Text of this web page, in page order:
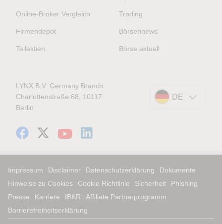
Online-Broker Vergleich
Firmendepot
Teilaktien
Trading
Börsennews
Börse aktuell
LYNX B.V. Germany Branch
Charlottenstraße 68, 10117
Berlin
DE
Impressum Disclaimer Datenschutzerklärung
Dokumente
Hinweise zu Cookies
Cookie Richtlinie Sicherheit
Phishing
Presse
Karriere IBKR
Affiliate Partnerprogramm
Barrierefreiheitserklärung